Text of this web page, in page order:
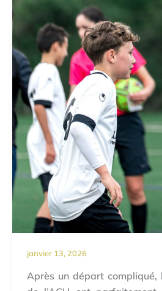
janvier 13, 2026
Après un départ compliqué,